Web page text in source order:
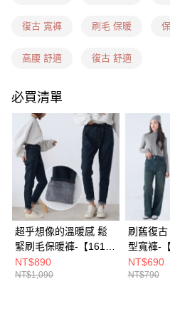
每筆NT$100，滿NT$1,899(含以上)
每筆NT$100，滿NT$1,899(含以上)
宅配(貨到付款)
每筆NT$100，滿NT$1,899(含以上
復古 寬褲 刷毛 保暖
高腰 舒適 復古 舒適
必買清單
超乎想像的溫暖感 鬆
緊刷毛保暖褲-【161-
7405】
NT$890
NT$1,090
刷舊復
型寬褲-
NT$690
NT$790